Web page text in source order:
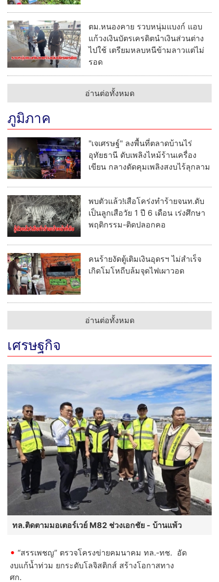
ตม.หนองคาย รวบหนุ่มแบงก์ แอบ
แก้วงเงินบัตรเครดิตนำเงินส่วนต่าง
ไปใช้ เตรียมหลบหนีข้ามลาวแต่ไม่
รอด
อ่านต่อทั้งหมด
ภูมิภาค
"เจเศรษฐ์" ลงพื้นที่ตลาดบ้านไร่
อุทัยธานี ดับเพลิงไหม้ร้านเครื่อง
เขียน กลางดัดคุมเพลิงสงบไร้ลุกลาม
พบตัวแล้ว!เสือโคร่งทำร้ายจนท.ดับ
เป็นลูกเสือวัย 1 ปี 6 เดือน เร่งศึกษา
พฤติกรรม-ติดปลอกคอ
คนร้ายงัดตู้เติมเงินอุดรฯ ไม่สำเร็จ
เกิดโมโหถีบล้มจุดไฟเผาวอด
อ่านต่อทั้งหมด
เศรษฐกิจ
ทล.ติดตามมอเตอร์เวย์ M82 ช่วงเอกชัย - บ้านแพ้ว
“สรรเพชญ” ตรวจโครงข่ายคมนาคม ทล.-ทช. อัด
งบแก้น้ำท่วม ยกระดับโลจิสติกส์ สร้างโอกาสทาง
ศก.